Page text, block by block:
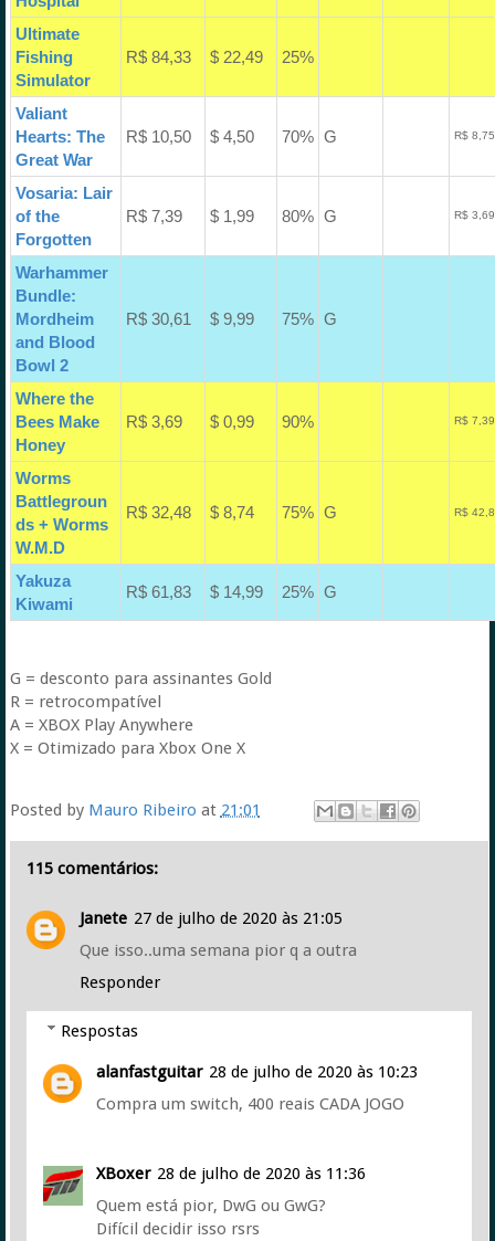
Ultimate
Fishing
Simulator
R$ 84,33 $ 22,49 25%
Valiant
Hearts: The
Great War
R$ 10,50 $ 4,50 70% G R$
Vosaria: Lair
of the
Forgotten
R$ 7,39 $ 1,99 80% G R$
Warhammer
Bundle:
Mordheim
and Blood
Bowl 2
R$ 30,61 $ 9,99 75% G
Where the
Bees Make
Honey
R$ 3,69 $ 0,99 90% R$
Worms
Battlegroun
ds + Worms
W.M.D
R$ 32,48 $ 8,74 75% G R$
Yakuza
Kiwami
R$ 61,83 $ 14,99 25% G
G = desconto para assinantes Gold
R = retrocompatível
A = XBOX Play Anywhere
X = Otimizado para Xbox One X
Posted by Mauro Ribeiro at 21:01
115 comentários:
Janete 27 de julho de 2020 às 21:05
Que isso..uma semana pior q a outra
Responder
Respostas
alanfastguitar 28 de julho de 2020 às 10:23
Compra um switch, 400 reais CADA JOGO
XBoxer 28 de julho de 2020 às 11:36
Quem está pior, DwG ou GwG?
Difícil decidir isso rsrs